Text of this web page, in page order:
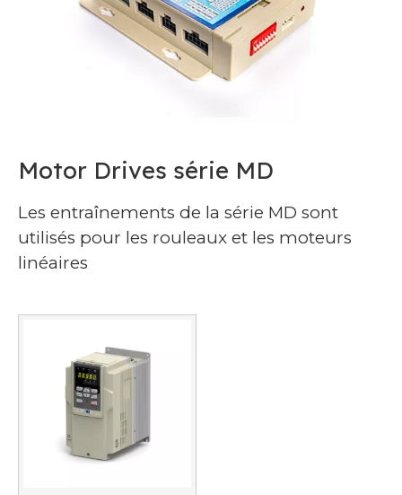
Motor Drives série MD
Les entraînements de la série MD sont
utilisés pour les rouleaux et les moteurs
linéaires